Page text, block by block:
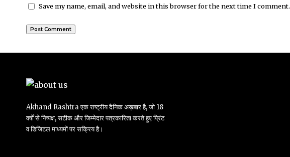
Save my name, email, and website in this browser for the next time I comment.
Akhand Rashtra एक राष्ट्रीय दैनिक अख़बार है, जो 18
वर्षों से निष्पक्ष, सटीक और जिम्मेदार पत्रकारिता करते हुए प्रिंट
व डिजिटल माध्यमों पर सक्रिय है।